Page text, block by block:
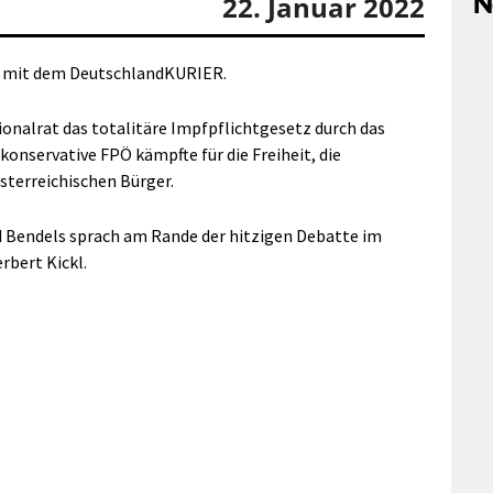
dem DeutschlandKURIER.
das totalitäre Impfpflichtgesetz durch das
FPÖ kämpfte für die Freiheit, die
Bürger.
sprach am Rande der hitzigen Debatte im
Kickl.